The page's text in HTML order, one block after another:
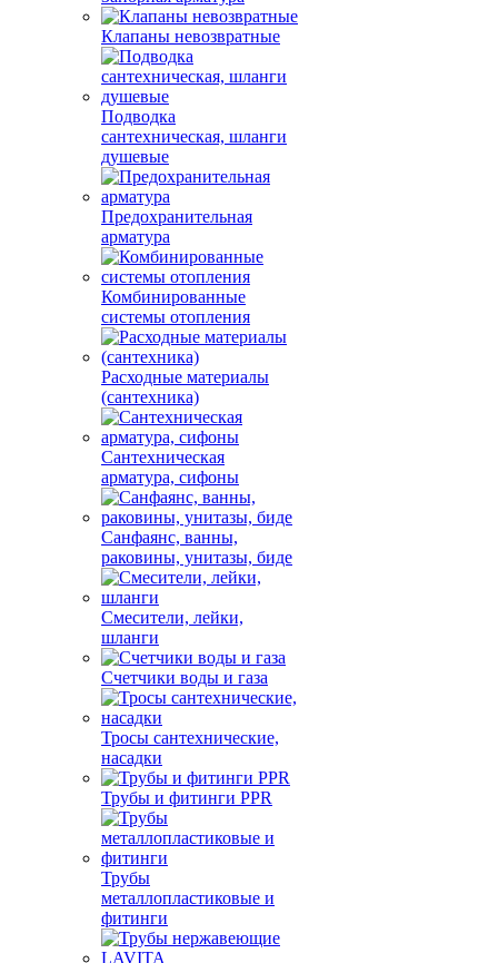
Клапаны невозвратные
Подводка
сантехническая, шланги
душевые
Предохранительная
арматура
Комбинированные
системы отопления
Расходные материалы
(сантехника)
Сантехническая
арматура, сифоны
Санфаянс, ванны,
раковины, унитазы, биде
Смесители, лейки,
шланги
Счетчики воды и газа
Тросы сантехнические,
насадки
Трубы и фитинги PPR
Трубы
металлопластиковые и
фитинги